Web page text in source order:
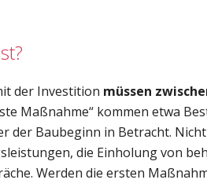
der Investition müssen
Maßnahme“ kommen etwa
der Baubeginn in Betracht.
die Einholung von
Werden die ersten